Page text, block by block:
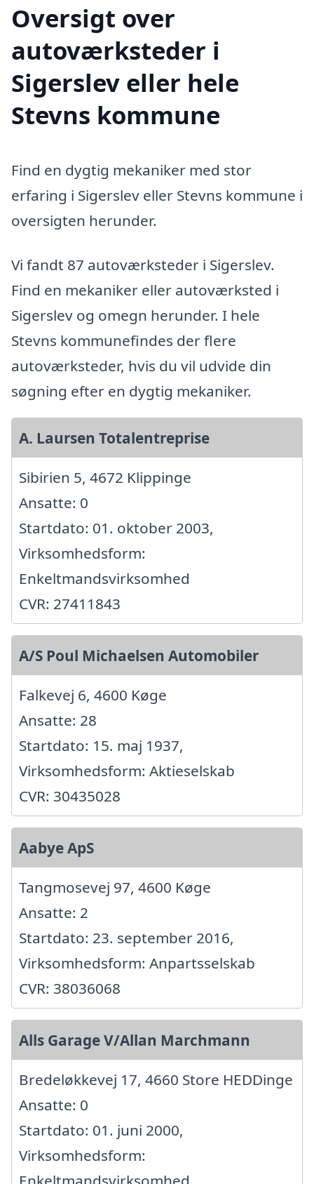
Oversigt over
autoværksteder i
Sigerslev eller hele
Stevns kommune
Find en dygtig mekaniker med stor
erfaring i Sigerslev eller Stevns kommune i
oversigten herunder.
Vi fandt 87 autoværksteder i Sigerslev.
Find en mekaniker eller autoværksted i
Sigerslev og omegn herunder. I hele
Stevns kommunefindes der flere
autoværksteder, hvis du vil udvide din
søgning efter en dygtig mekaniker.
A. Laursen Totalentreprise
Sibirien 5, 4672 Klippinge
Ansatte: 0
Startdato: 01. oktober 2003,
Virksomhedsform:
Enkeltmandsvirksomhed
CVR: 27411843
A/S Poul Michaelsen Automobiler
Falkevej 6, 4600 Køge
Ansatte: 28
Startdato: 15. maj 1937,
Virksomhedsform: Aktieselskab
CVR: 30435028
Aabye ApS
Tangmosevej 97, 4600 Køge
Ansatte: 2
Startdato: 23. september 2016,
Virksomhedsform: Anpartsselskab
CVR: 38036068
Alls Garage V/Allan Marchmann
Bredeløkkevej 17, 4660 Store HEDDinge
Ansatte: 0
Startdato: 01. juni 2000,
Virksomhedsform: